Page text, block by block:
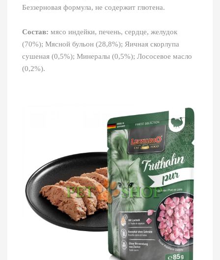
Беззерновая формула, не содержит глютена.
Состав: мясо индейки, печень, сердце, желудок
(70%); Мясной бульон (28,8%); Яичная скорлупа
сушеная (0,5%); Минералы (0,5%); Лососевое масло
(0,2%).